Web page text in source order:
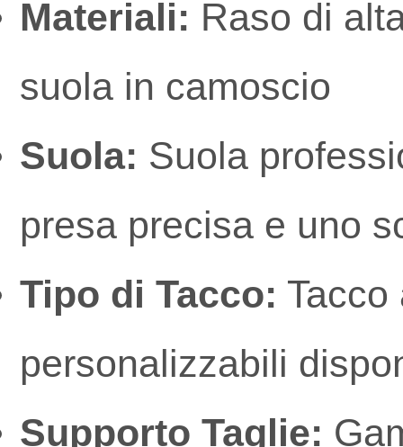
Materiali: Raso di
suola in camoscio
Suola: Suola
presa precisa e uno
Tipo di Tacco:
personalizzabili
Supporto Taglie: